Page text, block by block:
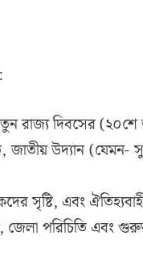
নতুন রাজ্য দিবসের
জাতীয় উদ্যান
সৃষ্টি, এবং
জেলা পরিচিতি এবং